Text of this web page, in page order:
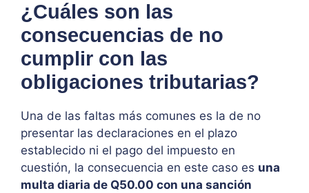
¿Cuáles son las
consecuencias de no
cumplir con las
obligaciones tributarias?
Una de las faltas más comunes es la de no
presentar las declaraciones en el plazo
establecido ni el pago del impuesto en
cuestión, la consecuencia en este caso es una
multa diaria de Q50.00 con una sanción